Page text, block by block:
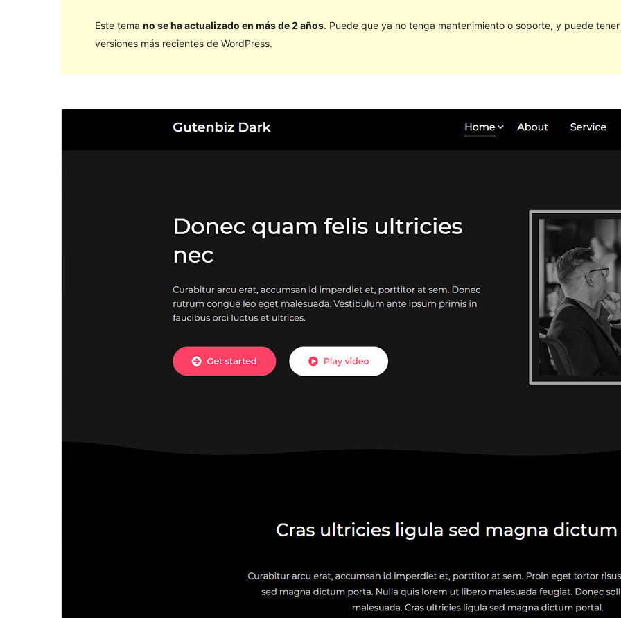
Este tema no se ha actualizado en más de 2 años. Puede que ya no tenga mantenimiento o soporte, y puede
versiones más recientes de WordPress.